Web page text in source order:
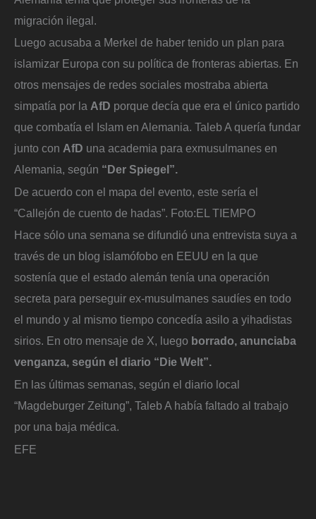
migración ilegal.
Luego acusaba a Merkel de haber tenido un plan para
islamizar Europa con su política de fronteras abiertas. En
otros mensajes de redes sociales mostraba abierta
simpatía por la AfD porque decía que era el único partido
que combatía el Islam en Alemania. Taleb A quería fundar
junto con AfD una academia para exmusulmanes en
Alemania, según “Der Spiegel”.
De acuerdo con el mapa del evento, este sería el
“Callejón de cuento de hadas”. Foto:EL TIEMPO
Hace sólo una semana se difundió una entrevista suya a
través de un blog islamófobo en EEUU en la que
sostenía que el estado alemán tenía una operación
secreta para perseguir ex-musulmanes saudíes en todo
el mundo y al mismo tiempo concedía asilo a yihadistas
sirios. En otro mensaje de X, luego borrado, anunciaba
venganza, según el diario “Die Welt”.
En las últimas semanas, según el diario local
“Magdeburger Zeitung”, Taleb A había faltado al trabajo
por una baja médica.
EFE